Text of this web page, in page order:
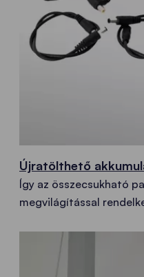
Újratölthető
Így az összecsukható
megvilágítással